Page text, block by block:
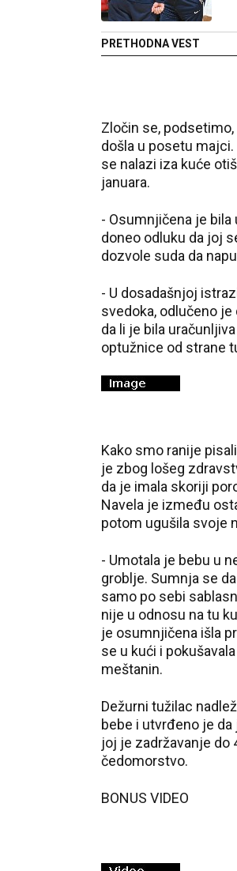
PRETHODNA VEST
Zločin se,
došla u posetu
se nalazi iza kuće
januara.
- Osumnjičena je
doneo odluku da joj
dozvole suda da
- U dosadašnjoj
svedoka, odlučeno
da li je bila
optužnice od strane
Kako smo ranije
je zbog lošeg
da je imala skoriji
Navela je između
potom ugušila svoje
- Umotala je bebu u
groblje. Sumnja se
samo po sebi
nije u odnosu na tu
je osumnjičena išla
se u kući i
meštanin.
Dežurni tužilac
bebe i utvrđeno je
joj je zadržavanje do
čedomorstvo.
BONUS VIDEO